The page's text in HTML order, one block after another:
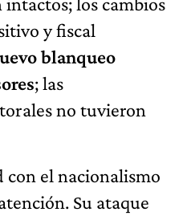
y fiscal
blanqueo
; las
no tuvieron
el nacionalismo
Su ataque